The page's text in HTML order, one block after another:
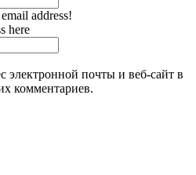
address!
here
электронной почты и веб-сайт в
комментариев.